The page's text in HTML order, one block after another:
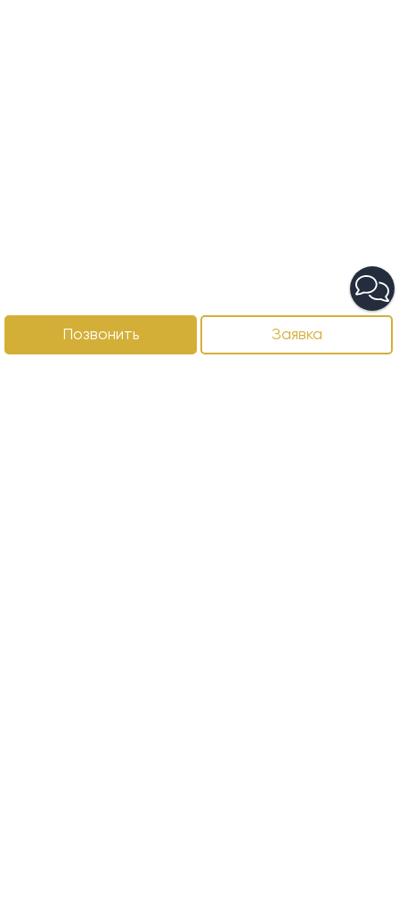
Позвонить Заявка